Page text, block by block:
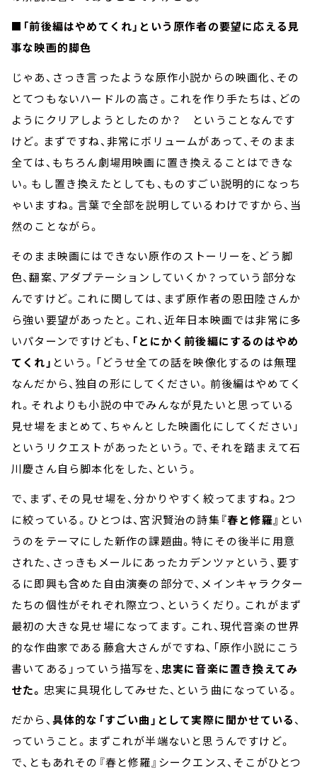
■「前後編はやめてくれ」という原作者の要望に応える見
事な映画的脚色
じゃあ、さっき言ったような原作小説からの映画化、その
とてつもないハードルの高さ。これを作り手たちは、どの
ようにクリアしようとしたのか？ ということなんです
けど。まずですね、非常にボリュームがあって、そのまま
全ては、もちろん劇場用映画に置き換えることはできな
い。もし置き換えたとしても、ものすごい説明的になっち
ゃいますね。言葉で全部を説明しているわけですから、当
然のことながら。
そのまま映画にはできない原作のストーリーを、どう脚
色、翻案、アダプテーションしていくか？っていう部分な
んですけど。これに関しては、まず原作者の恩田陸さんか
ら強い要望があったと。これ、近年日本映画では非常に多
いパターンですけども、 「とにかく前後編にするのはやめ
てくれ」 という。「どうせ全ての話を映像化するのは無理
なんだから、独自の形にしてください。前後編はやめてく
れ。それよりも小説の中でみんなが見たいと思っている
見せ場をまとめて、ちゃんとした映画化にしてください」
というリクエストがあったという。で、それを踏まえて石
川慶さん自ら脚本化をした、という。
で、まず、その見せ場を、分かりやすく絞ってますね。 2つ
に絞っている。ひとつは、宮沢賢治の詩集『春と修羅』 とい
うのをテーマにした新作の課題曲。特にその後半に用意
された、さっきもメールにあったカデンツァという、要す
るに即興も含めた自由演奏の部分で、メインキャラクター
たちの個性がそれぞれ際立つ、というくだり。これがまず
最初の大きな見せ場になってます。これ、現代音楽の世界
的な作曲家である藤倉大さんがですね、「原作小説にこう
書いてある」っていう描写を、 忠実に音楽に置き換えてみ
せた。 忠実に具現化してみせた、という曲になっている。
だから、 具体的な「すごい曲」として実際に聞かせている、
っていうこと。まずこれが半端ないと思うんですけど。
で、ともあれその『春と修羅』シークエンス、そこがひとつ